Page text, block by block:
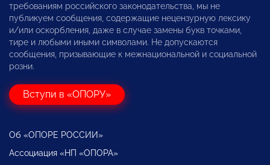
требованиям российского законодательства, мы не
публикуем сообщения, содержащие нецензурную лексику
и/или оскорбления, даже в случае замены букв точками,
тире и любыми иными символами. Не допускаются
сообщения, призывающие к межнациональной и социальной
розни.
Вступи в «ОПОРУ»
Об «ОПОРЕ РОССИИ»
Ассоциация «НП «ОПОРА»